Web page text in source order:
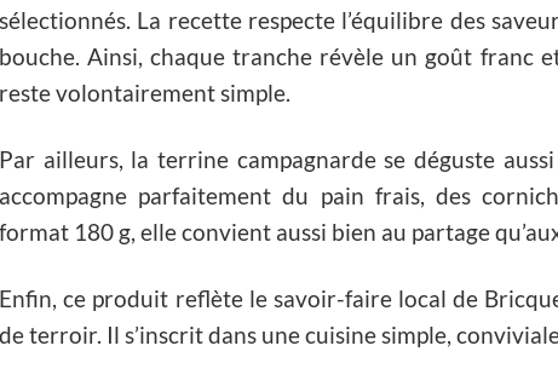
sélectionnés. La recette respecte l’équilibre des
bouche. Ainsi, chaque tranche révèle un goût franc
reste volontairement simple.
Par ailleurs, la terrine campagnarde se déguste
accompagne parfaitement du pain frais, des
format 180 g, elle convient aussi bien au partage
Enfin, ce produit reflète le savoir-faire local de
de terroir. Il s’inscrit dans une cuisine simple,